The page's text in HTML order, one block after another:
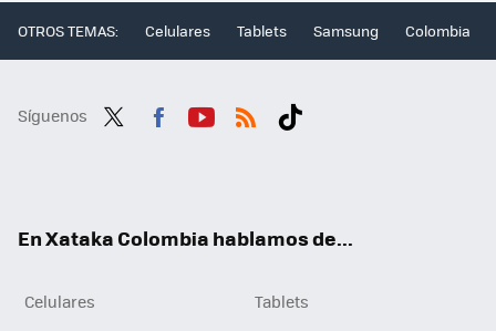
OTROS TEMAS: Celulares Tablets Samsung Colombia
Síguenos
En Xataka Colombia hablamos de...
Celulares
Tablets